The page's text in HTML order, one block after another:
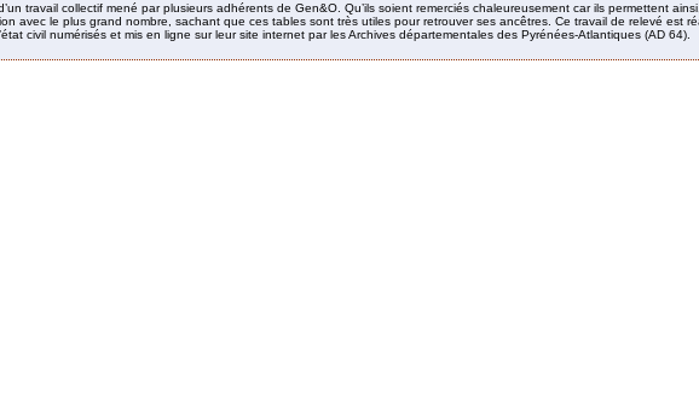
travail collectif mené par plusieurs adhérents de Gen&O. Qu’ils soient remerciés chaleureusement car ils permettent ainsi,
avec le plus grand nombre, sachant que ces tables sont très utiles pour retrouver ses ancêtres. Ce travail de relevé est
civil numérisés et mis en ligne sur leur site internet par les Archives départementales des Pyrénées-Atlantiques (AD 64).